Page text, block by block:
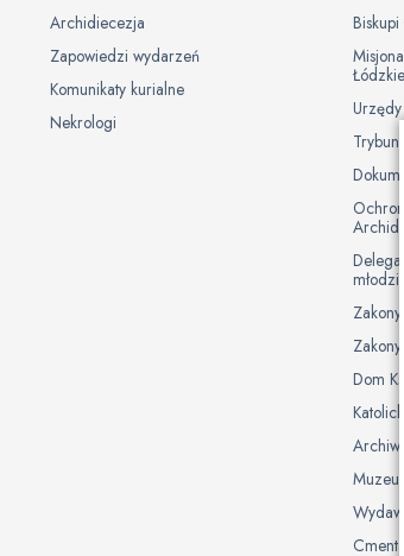
Archidiecezja
Zapowiedzi wydarzeń
Komunikaty kurialne
Nekrologi
Zakony
Zakony
Dom
Muzeum